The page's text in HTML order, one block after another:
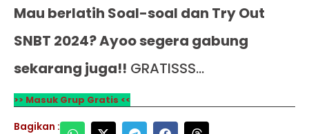
Mau berlatih Soal-soal dan Try Out
SNBT 2024? Ayoo segera gabung
sekarang juga!! GRATISSS…
>> Masuk Grup Gratis <<
Bagikan :